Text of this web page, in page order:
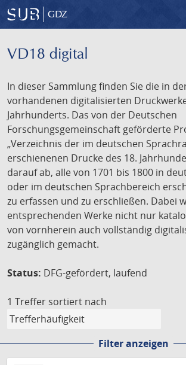
GDZ
VD18 digital
In dieser Sammlung finden Sie die in
vorhandenen digitalisierten
Jahrhunderts. Das von der Deutschen
Forschungsgemeinschaft geförderte
„Verzeichnis der im deutschen
erschienenen Drucke des 18.
darauf ab, alle von 1701 bis 1800 in
oder im deutschen Sprachbereich
zu erfassen und zu erschließen. Dabei
entsprechenden Werke nicht nur
von vornherein auch vollständig
zugänglich gemacht.
Status: DFG-gefördert, laufend
1 Treffer sortiert nach
Filter anzeigen